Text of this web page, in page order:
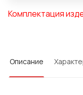
Комплектация
Описание